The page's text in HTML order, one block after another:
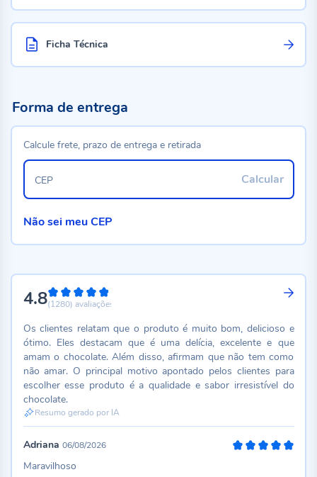
Ficha Técnica
4.896%
(1280) avaliações
Os clientes relatam que o produto é muito bom, delicioso e
ótimo. Eles destacam que é uma delícia, excelente e que
amam o chocolate. Além disso, afirmam que não tem como
não amar. O principal motivo apontado pelos clientes para
escolher esse produto é a qualidade e sabor irresistível do
chocolate.
Resumo gerado por IA
Adriana 06/08/2026
Maravilhoso
Forma de entrega
Calcule frete, prazo de entrega e retirada
Calcular
CEP
Não sei meu CEP